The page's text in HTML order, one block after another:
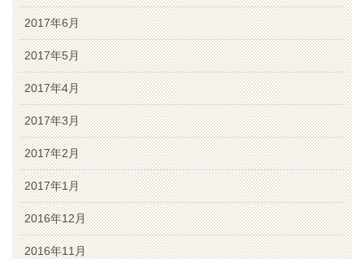
2017年6月
2017年5月
2017年4月
2017年3月
2017年2月
2017年1月
2016年12月
2016年11月